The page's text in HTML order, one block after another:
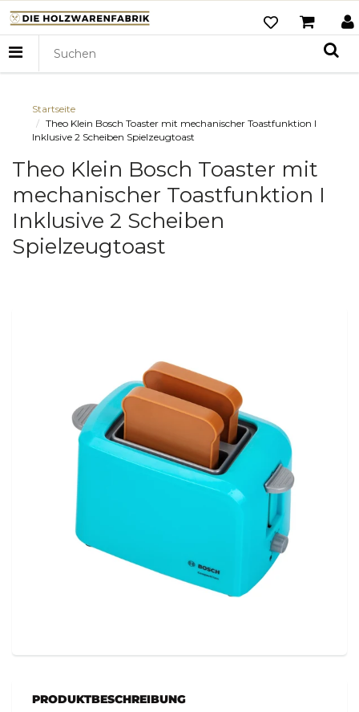
Startseite
Theo Klein Bosch Toaster mit mechanischer Toastfunktion I
Inklusive 2 Scheiben Spielzeugtoast
Theo Klein Bosch Toaster mit
mechanischer Toastfunktion I
Inklusive 2 Scheiben
Spielzeugtoast
PRODUKTBESCHREIBUNG